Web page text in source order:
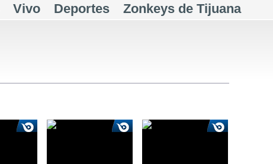
Vivo Deportes Zonkeys de Tijuana